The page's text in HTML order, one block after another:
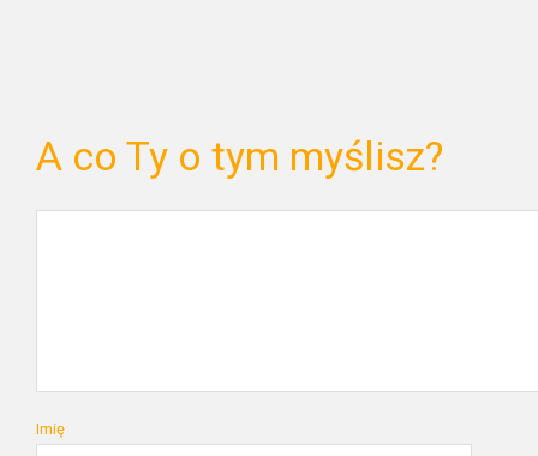
A co Ty o tym myślisz?
Imię